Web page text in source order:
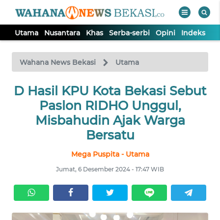
Utama Nusantara Khas Serba-serbi Opini Indeks
Wahana News Bekasi Utama
D Hasil KPU Kota Bekasi Sebut
Paslon RIDHO Unggul,
Misbahudin Ajak Warga
Bersatu
Mega Puspita - Utama
Jumat, 6 Desember 2024 - 17:47 WIB
TV
Tutup
UTAMA
NUSANTARA
SERBI
OPINI